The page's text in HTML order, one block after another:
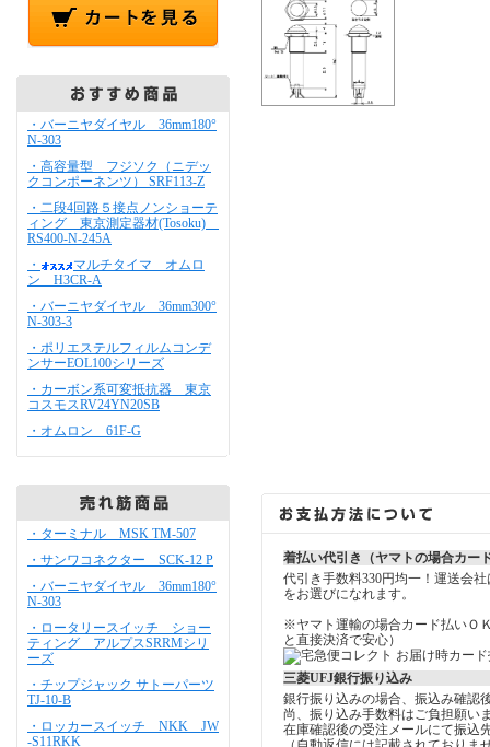
・バーニヤダイヤル 36mm180°
N-303
・高容量型 フジソク（ニデッ
クコンポーネンツ） SRF113-Z
・二段4回路５接点ノンショーテ
ィング 東京測定器材(Tosoku)
RS400-N-245A
・
マルチタイマ オムロ
ン H3CR-A
・バーニヤダイヤル 36mm300°
N-303-3
・ポリエステルフィルムコンデ
ンサーEOL100シリーズ
・カーボン系可変抵抗器 東京
コスモスRV24YN20SB
・オムロン 61F-G
・ターミナル MSK TM-507
・サンワコネクター SCK-12 P
・バーニヤダイヤル 36mm180°
N-303
・ロータリースイッチ ショー
ティング アルプスSRRMシリ
ーズ
・チップジャック サトーパーツ
TJ-10-B
・ロッカースイッチ NKK JW
-S11RKK
着払い代引き（ヤマトの場合カー
代引き手数料330円均一！運送会
をお選びになれます。
※ヤマト運輸の場合カード払いＯ
と直接決済で安心）
三菱UFJ銀行振り込み
銀行振り込みの場合、振込み確認
尚、振り込み手数料はご負担願い
在庫確認後の受注メールにて振込